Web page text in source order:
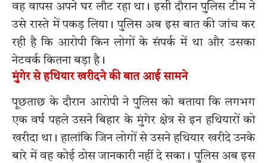
वह वापस अपने घर लौट रहा था। इसी दौरान पुलिस टीम ने
उसे रास्ते में पकड़ लिया। पुलिस अब इस बात की जांच कर
रही है कि आरोपी किन लोगों के संपर्क में था और उसका
नेटवर्क कितना बड़ा है।
मुंगेर से हथियार खरीदने की बात आई सामने
पूछताछ के दौरान आरोपी ने पुलिस को बताया कि लगभग
एक वर्ष पहले उसने बिहार के मुंगेर क्षेत्र से इन हथियारों को
खरीदा था। हालांकि जिन लोगों से उसने हथियार खरीदे उनके
बारे में वह कोई ठोस जानकारी नहीं दे सका। पुलिस अब इस